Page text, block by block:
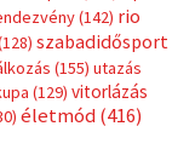
(142) rio
szabadidősport
(155) utazás
(129) vitorlázás
életmód(416)